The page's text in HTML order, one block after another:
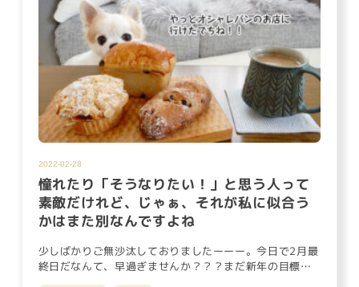
2022-02-28
憧れたり「そうなりたい！」と思う人って
素敵だけれど、じゃぁ、それが私に似合う
かはまた別なんですよね
少しばかりご無沙汰しておりましたーーー。今日で2月最
終日だなんて、早過ぎませんか？？？まだ新年の目標も